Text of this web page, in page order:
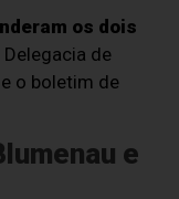
os dois
de
o boletim de
e